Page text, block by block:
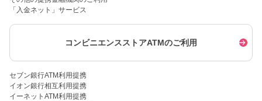
「入金ネット」サービス
コンビニエンスストアATMのご利用
セブン銀行ATM利用提携
イオン銀行相互利用提携
イーネットATM利用提携